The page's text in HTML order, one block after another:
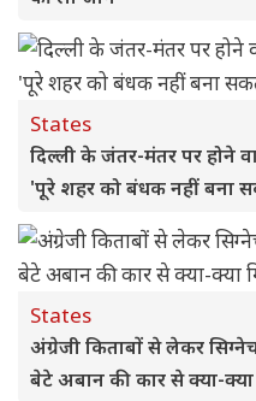
States
दिल्ली के जंतर-मंतर पर होने
'पूरे शहर को बंधक नहीं बना
States
अंग्रेजी किताबों से लेकर
बेटे अबान की कार से क्या-क्या